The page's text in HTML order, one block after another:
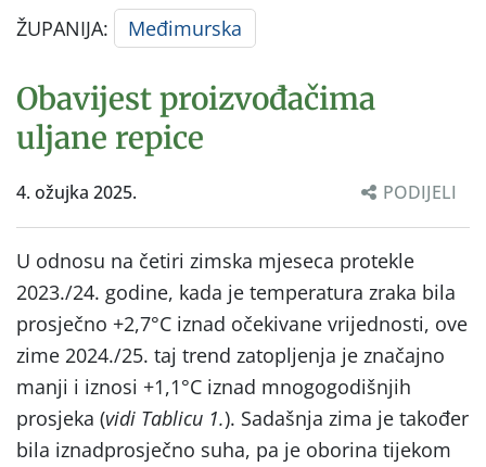
ŽUPANIJA: Međimurska
Obavijest proizvođačima
uljane repice
4. ožujka 2025. PODIJELI
U odnosu na četiri zimska mjeseca protekle
2023./24. godine, kada je temperatura zraka bila
prosječno +2,7°C iznad očekivane vrijednosti, ove
zime 2024./25. taj trend zatopljenja je značajno
manji i iznosi +1,1°C iznad mnogogodišnjih
prosjeka (vidi Tablicu 1.). Sadašnja zima je također
bila iznadprosječno suha, pa je oborina tijekom